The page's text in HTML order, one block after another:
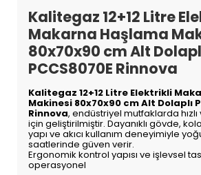
Kalitegaz 12+12 Litre
Makarna Haşlama
80x70x90 cm Alt
PCCS8070E Rinnova
Kalitegaz 12+12 Litre Elektrikli
Makinesi 80x70x90 cm Alt Dolaplı
Rinnova, endüstriyel mutfaklarda
için geliştirilmiştir. Dayanıklı gövde,
yapı ve akıcı kullanım deneyimiyle
saatlerinde güven verir.
Ergonomik kontrol yapısı ve işlevsel
operasyonel